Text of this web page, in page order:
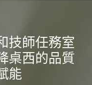
技師任務室
桌西的品質
能